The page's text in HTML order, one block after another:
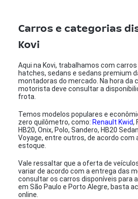
Carros e categorias
Kovi
Aqui na Kovi, trabalhamos com
hatches, sedans e sedans premium
montadoras do mercado. Na hora da
motorista deve consultar a
frota.
Temos modelos populares e
zero quilômetro, como: Renault Kwid,
HB20, Onix, Polo, Sandero, HB20
Voyage, entre outros, de acordo com
estoque.
Vale ressaltar que a oferta de
variar de acordo com a entrega das
consultar os carros disponíveis para
em São Paulo e Porto Alegre, basta
online.